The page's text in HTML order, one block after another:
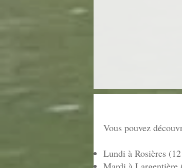
Vous pouvez
Lundi à Rosières